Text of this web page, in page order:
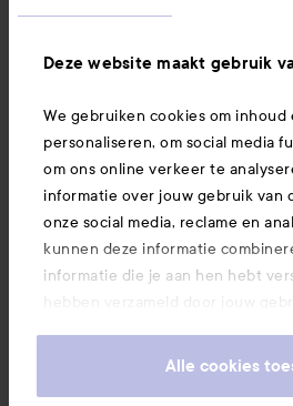
Deze website maakt gebruik
We gebruiken cookies om
personaliseren, om social media
om ons online verkeer te
informatie over jouw gebruik van
onze social media, reclame en
kunnen deze informatie
informatie die je aan hen hebt
hebben verzameld door jouw
website te blijven gebruiken.
Alle cookies
Ook interessant
Download hier onze